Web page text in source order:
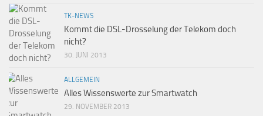
TK-NEWS
Kommt die DSL-Drosselung der Telekom doch
nicht?
30. JUNI 2013
ALLGEMEIN
Alles Wissenswerte zur Smartwatch
29. NOVEMBER 2013